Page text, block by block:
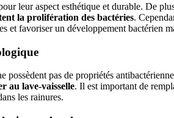
leur aspect esthétique et durable. De
la prolifération des bactéries.
et favoriser un développement bactérien
possèdent pas de propriétés
au lave-vaisselle. Il est important de
les rainures.